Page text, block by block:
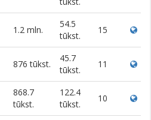
1.2 mln.
54.5
tūkst.
15
876 tūkst.
45.7
tūkst.
11
868.7
tūkst.
122.4
tūkst.
10